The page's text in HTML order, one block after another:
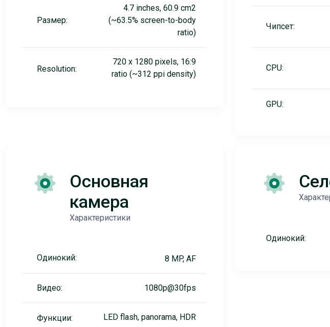
Размер:
4.7 inches, 60.9 cm2
(~63.5% screen-to-body
ratio)
Resolution:
720 x 1280 pixels, 16:9
ratio (~312 ppi density)
Чипсет:
CPU:
GPU:
Основная
камера
Характеристики
Одинокий: 8 MP, AF
Видео: 1080p@30fps
Функции: LED flash, panorama, HDR
Одинокий: